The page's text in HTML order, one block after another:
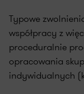
Typowe
współpracy z
proceduralnie
opracowania
indywidualnych